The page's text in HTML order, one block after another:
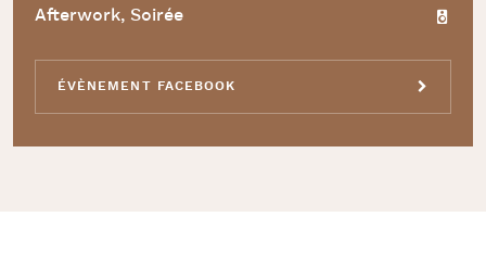
Afterwork, Soirée
ÉVÈNEMENT FACEBOOK